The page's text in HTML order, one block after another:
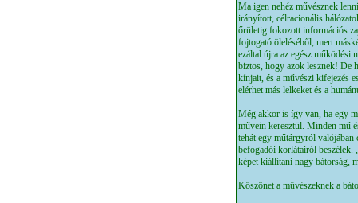
Ma igen nehéz művésznek
irányított, célracionális
őrületig fokozott információs
fojtogató öleléséből, mert
ezáltal újra az egész működési
biztos, hogy azok lesznek! De
kínjait, és a művészi kifejezés
elérhet más lelkeket és a
Még akkor is így van, ha egy
művein keresztül. Minden mű
tehát egy műtárgyról valójában
befogadói korlátairól beszélek.
képet kiállítani nagy bátorság,
Köszönet a művészeknek a